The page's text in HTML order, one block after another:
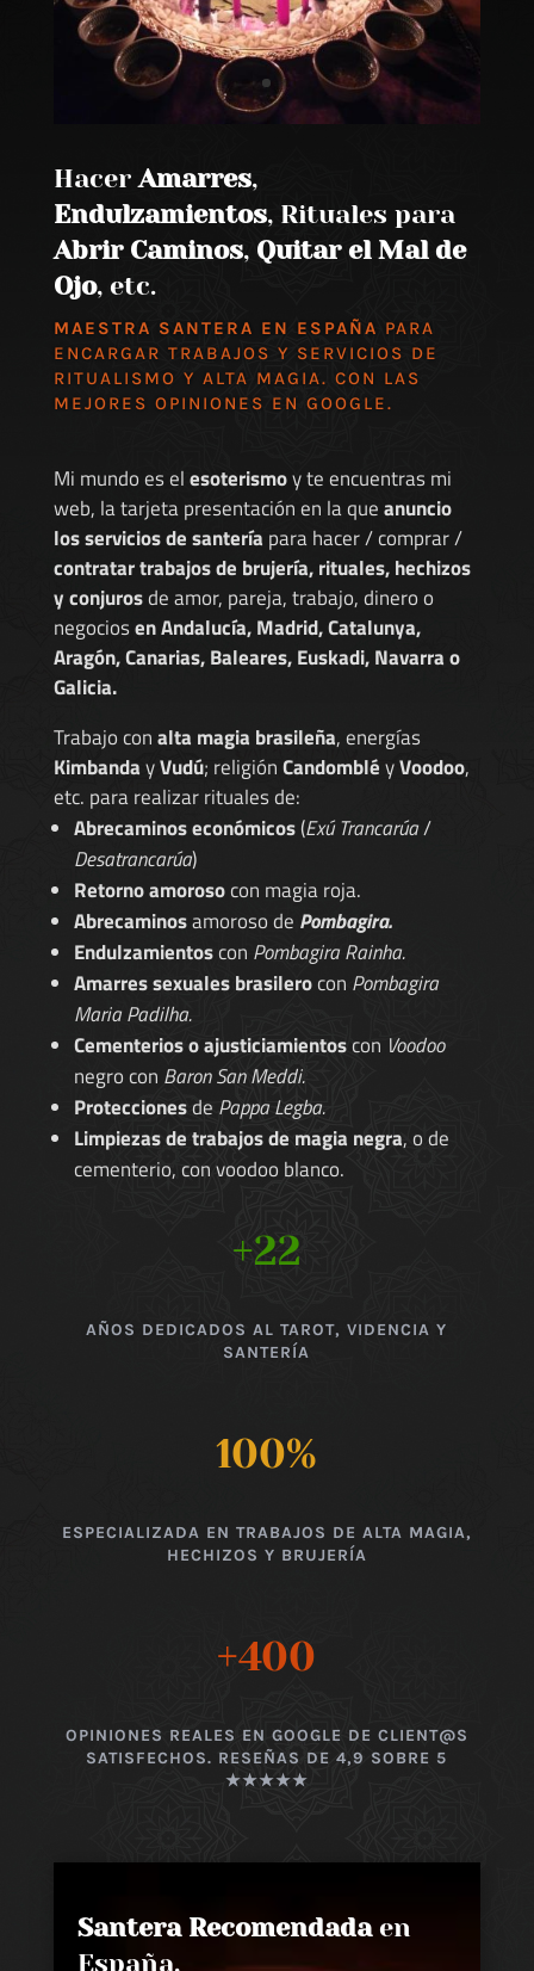
Hacer Amarres,
Endulzamientos, Rituales para
Abrir Caminos, Quitar el Mal de
Ojo, etc.
MAESTRA SANTERA EN ESPAÑA PARA
ENCARGAR TRABAJOS Y SERVICIOS DE
RITUALISMO Y ALTA MAGIA. CON LAS
MEJORES OPINIONES EN GOOGLE.
Mi mundo es elesoterismoy te encuentras mi
web, la tarjeta presentación en la queanuncio
los servicios de santería para hacer / comprar /
contratar trabajos de brujería, rituales, hechizos
y conjurosde amor, pareja, trabajo, dinero o
negociosen Andalucía, Madrid, Catalunya,
Aragón, Canarias, Baleares, Euskadi, Navarra o
Galicia.
Trabajo conalta magia brasileña, energías
KimbandayVudú; religiónCandombléyVoodoo,
etc. para realizar rituales de:
Abrecaminos económicos(Exú Trancarúa/
Desatrancarúa)
Retorno amorosocon magia roja.
Abrecaminosamoroso de Pombagira.
Endulzamientoscon Pombagira Rainha.
Amarres sexuales brasilerocon Pombagira
Maria Padilha.
Cementerios o ajusticiamientoscon Voodoo
negro con Baron San Meddi.
Proteccionesde Pappa Legba.
Limpiezas de trabajos de magia negra, o de
cementerio, con voodoo blanco.
+22
AÑOS DEDICADOS AL TAROT, VIDENCIA Y
SANTERÍA
100%
ESPECIALIZADA EN TRABAJOS DE ALTA MAGIA,
HECHIZOS Y BRUJERÍA
+400
OPINIONES REALES EN GOOGLE DE CLIENT@S
SATISFECHOS. RESEÑAS DE 4,9 SOBRE 5
★★★★★
Santera Recomendadaen
España,